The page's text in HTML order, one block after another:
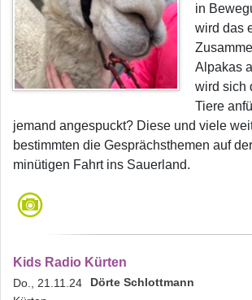
in
wird das
Alpakas
wird sich
Tiere
jemand angespuckt? Diese und viele
bestimmten die Gesprächsthemen auf
minütigen Fahrt ins Sauerland.
Kids Radio Kürten
Do., 21.11.24 Dörte Schlottmann